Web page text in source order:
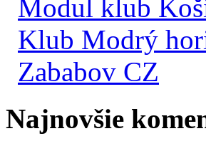
Modul klub
Klub Modrý
Zababov CZ
Najnovšie